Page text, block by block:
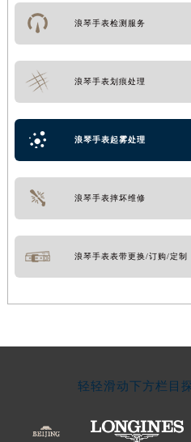
浪琴手表检测服务
浪琴手表划痕处理
浪琴手表起雾处理
浪琴手表摔坏维修
浪琴手表表带更换/订购/定制
轻轻滑动下方栏目